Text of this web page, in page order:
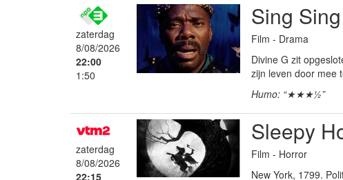
zaterdag
8/08/2026
22:00
1:50
Sing Sing
Film - Drama
Divine G zit
zijn leven door mee
Humo: “★★★½”
zaterdag
8/08/2026
22:15
Sleepy
Film - Horror
New York, 1799.